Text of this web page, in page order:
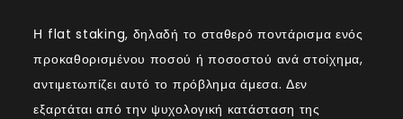
Η flat staking, δηλαδή το σταθερό ποντάρισμα ενός
προκαθορισμένου ποσού ή ποσοστού ανά στοίχημα,
αντιμετωπίζει αυτό το πρόβλημα άμεσα. Δεν
εξαρτάται από την ψυχολογική κατάσταση της